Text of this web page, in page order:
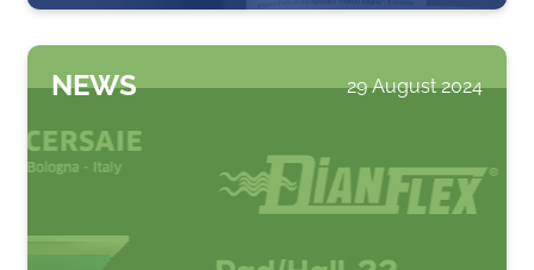
NEWS 29 August 2024